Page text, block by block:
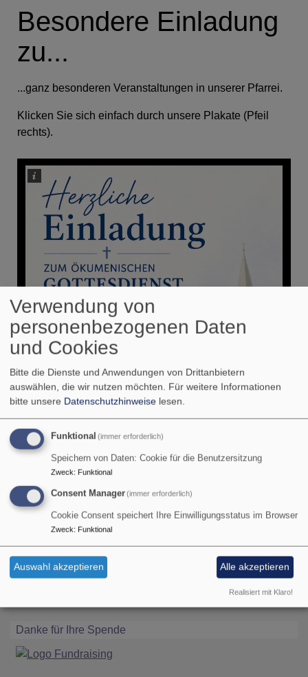
Besondere Einladung
zu...
...ganz besonderen Veranstaltungen in unserer Pfarrei.
Klicken Sie sich einfach durch unsere Plakate (Pfeil
rechts).
Danke für Ihre Spende
Verwendung von
personenbezogenen Daten
und Cookies
Bitte die Dienste und Anwendungen von Drittanbietern
auswählen, die wir nutzen möchten. Für weitere Informationen
bitte unsere Datenschutzhinweise lesen.
Funktional (immer erforderlich)
Speichern von Daten: Cookie für die Benutzersitzung
Zweck: Funktional
Consent Manager(immer erforderlich)
Cookie Consent speichert Ihre Einwilligungsstatus im Browser
Zweck: Funktional
Auswahl akzeptieren Alle akzeptieren
Realisiert mit Klaro!